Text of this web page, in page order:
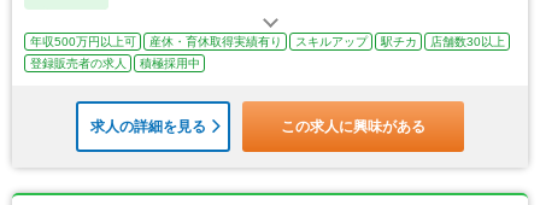
年収500万円以上可 産休・育休取得実績有り スキルアップ 駅チカ
店舗数30以上
登録販売者の求人
積極採用中
求人の詳細を見る この求人に興味がある